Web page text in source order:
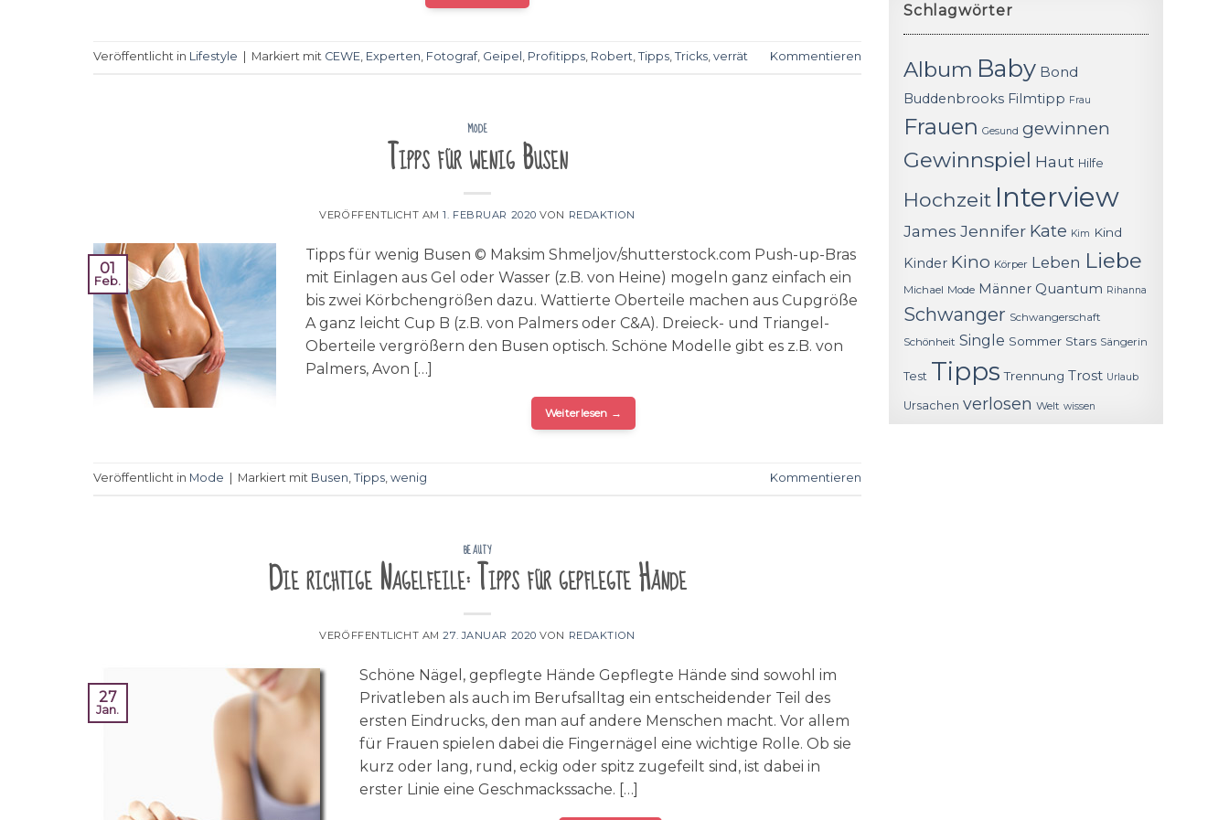
Veröffentlicht in Lifestyle Markiert mit CEWE, Experten, Fotograf, Geipel , Profitipps, Robert, Tipps, Tricks, verrät Kommentieren
MODE
Tipps für wenig Busen
VERÖFFENTLICHT AM1. FEBRUAR 2020 VON REDAKTION
01
Feb.
Tipps für wenig Busen © Maksim Shmeljov/shutterstock.com Push-up-Bras
mit Einlagen aus Gel oder Wasser (z.B. von Heine) mogeln ganz einfach ein
bis zwei Körbchengrößen dazu. Wattierte Oberteile machen aus Cupgröße
A ganz leicht Cup B (z.B. von Palmers oder C&A). Dreieck- und Triangel-
Oberteile vergrößern den Busen optisch. Schöne Modelle gibt es z.B. von
Palmers, Avon […]
Weiterlesen →
Veröffentlicht in Mode Markiert mit Busen, Tipps, wenig Kommentieren
BEAUTY
Die richtige Nagelfeile: Tipps für gepflegte Hände
VERÖFFENTLICHT AM27. JANUAR 2020 VON REDAKTION
27
Jan.
Schöne Nägel, gepflegte Hände Gepflegte Hände sind sowohl im
Privatleben als auch im Berufsalltag ein entscheidender Teil des
ersten Eindrucks, den man auf andere Menschen macht. Vor allem
für Frauen spielen dabei die Fingernägel eine wichtige Rolle. Ob sie
kurz oder lang, rund, eckig oder spitz zugefeilt sind, ist dabei in
erster Linie eine Geschmackssache. […]
Schlagwörter
Album Baby Bond
Buddenbrooks Filmtipp Frau
Frauen Gesund gewinnen
Gewinnspiel Haut Hilfe
Hochzeit Interview
James Jennifer Kate Kim Kind
Kinder Kino Körper Leben Liebe
Michael Mode Männer Quantum Rihanna
Schwanger Schwangerschaft
Schönheit Single Sommer Stars Sängerin
Test Tipps Trennung Trost Urlaub
Ursachen verlosen Welt wissen